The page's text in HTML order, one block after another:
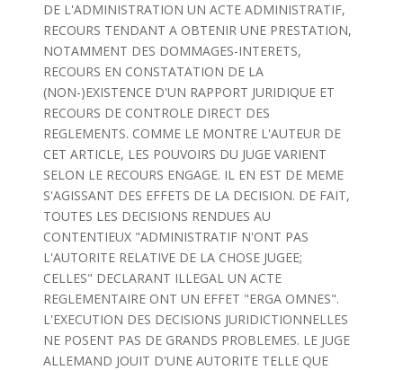
DE L'ADMINISTRATION UN ACTE ADMINISTRATIF,
RECOURS TENDANT A OBTENIR UNE PRESTATION,
NOTAMMENT DES DOMMAGES-INTERETS,
RECOURS EN CONSTATATION DE LA
(NON-)EXISTENCE D'UN RAPPORT JURIDIQUE ET
RECOURS DE CONTROLE DIRECT DES
REGLEMENTS. COMME LE MONTRE L'AUTEUR DE
CET ARTICLE, LES POUVOIRS DU JUGE VARIENT
SELON LE RECOURS ENGAGE. IL EN EST DE MEME
S'AGISSANT DES EFFETS DE LA DECISION. DE FAIT,
TOUTES LES DECISIONS RENDUES AU
CONTENTIEUX "ADMINISTRATIF N'ONT PAS
L'AUTORITE RELATIVE DE LA CHOSE JUGEE;
CELLES" DECLARANT ILLEGAL UN ACTE
REGLEMENTAIRE ONT UN EFFET "ERGA OMNES".
L'EXECUTION DES DECISIONS JURIDICTIONNELLES
NE POSENT PAS DE GRANDS PROBLEMES. LE JUGE
ALLEMAND JOUIT D'UNE AUTORITE TELLE QUE